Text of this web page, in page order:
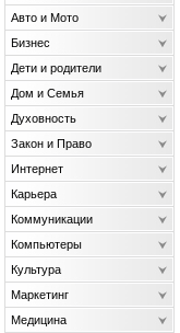
Авто и Мото
Бизнес
Дети и родители
Дом и Семья
Духовность
Закон и Право
Интернет
Карьера
Коммуникации
Компьютеры
Культура
Маркетинг
Медицина